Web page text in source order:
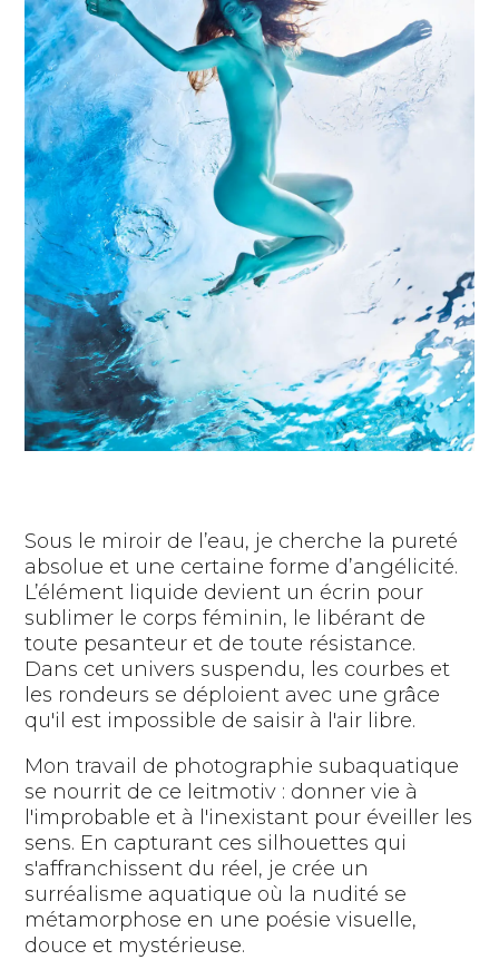
Sous le miroir de l’eau, je cherche la pureté
absolue et une certaine forme d’angélicité.
L’élément liquide devient un écrin pour
sublimer le corps féminin, le libérant de
toute pesanteur et de toute résistance.
Dans cet univers suspendu, les courbes et
les rondeurs se déploient avec une grâce
qu'il est impossible de saisir à l'air libre.
Mon travail de photographie subaquatique
se nourrit de ce leitmotiv : donner vie à
l'improbable et à l'inexistant pour éveiller les
sens. En capturant ces silhouettes qui
s'affranchissent du réel, je crée un
surréalisme aquatique où la nudité se
métamorphose en une poésie visuelle,
douce et mystérieuse.